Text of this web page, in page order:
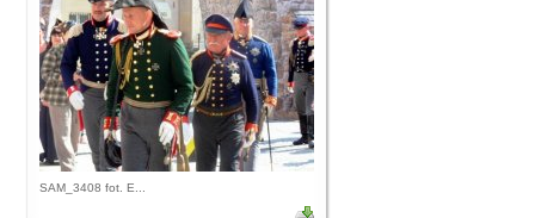
SAM_3408 fot. E...